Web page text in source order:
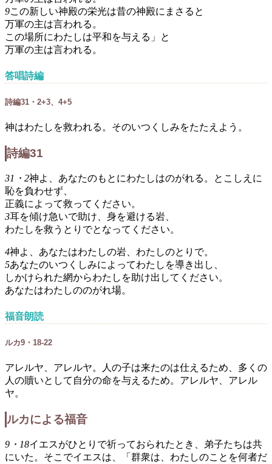
9この新しい神殿の栄光は昔の神殿にまさると
万軍の主は言われる。
この場所にわたしは平和を与える」と
万軍の主は言われる。
答唱詩編
詩編31・2+3、4+5
神はわたしを救われる。そのいつくしみをたたえよう。
詩編31
31・2神よ、あなたのもとにわたしはのがれる。とこしえに
恥を負わせず、
正義によって救ってください。
3耳を傾け急いで助け、身を避ける岩、
わたしを救うとりでとなってください。
4神よ、あなたはわたしの岩、わたしのとりで。
5あなたのいつくしみによってわたしを導き出し、
しかけられた網からわたしを助け出してください。
あなたはわたしののがれ場。
福音朗読
ルカ9・18-22
アレルヤ、アレルヤ。人の子は来たのは仕えるため、多くの
人の贖いとして自分の命を与えるため。アレルヤ、アレル
ヤ。
ルカによる福音
9・18イエスがひとりで祈っておられたとき、弟子たちは共
にいた。そこでイエスは、「群衆は、わたしのことを何者だ